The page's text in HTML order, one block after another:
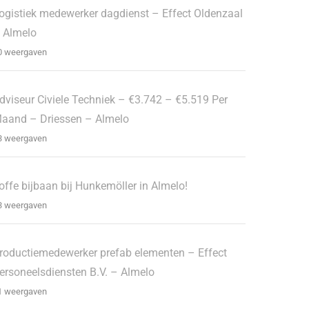
medewerker dagdienst – Effect Oldenzaal
Almelo
weergaven
Civiele Techniek – €3.742 – €5.519 Per
– Driessen – Almelo
weergaven
bijbaan bij Hunkemöller in Almelo!
weergaven
prefab elementen – Effect
B.V. – Almelo
weergaven